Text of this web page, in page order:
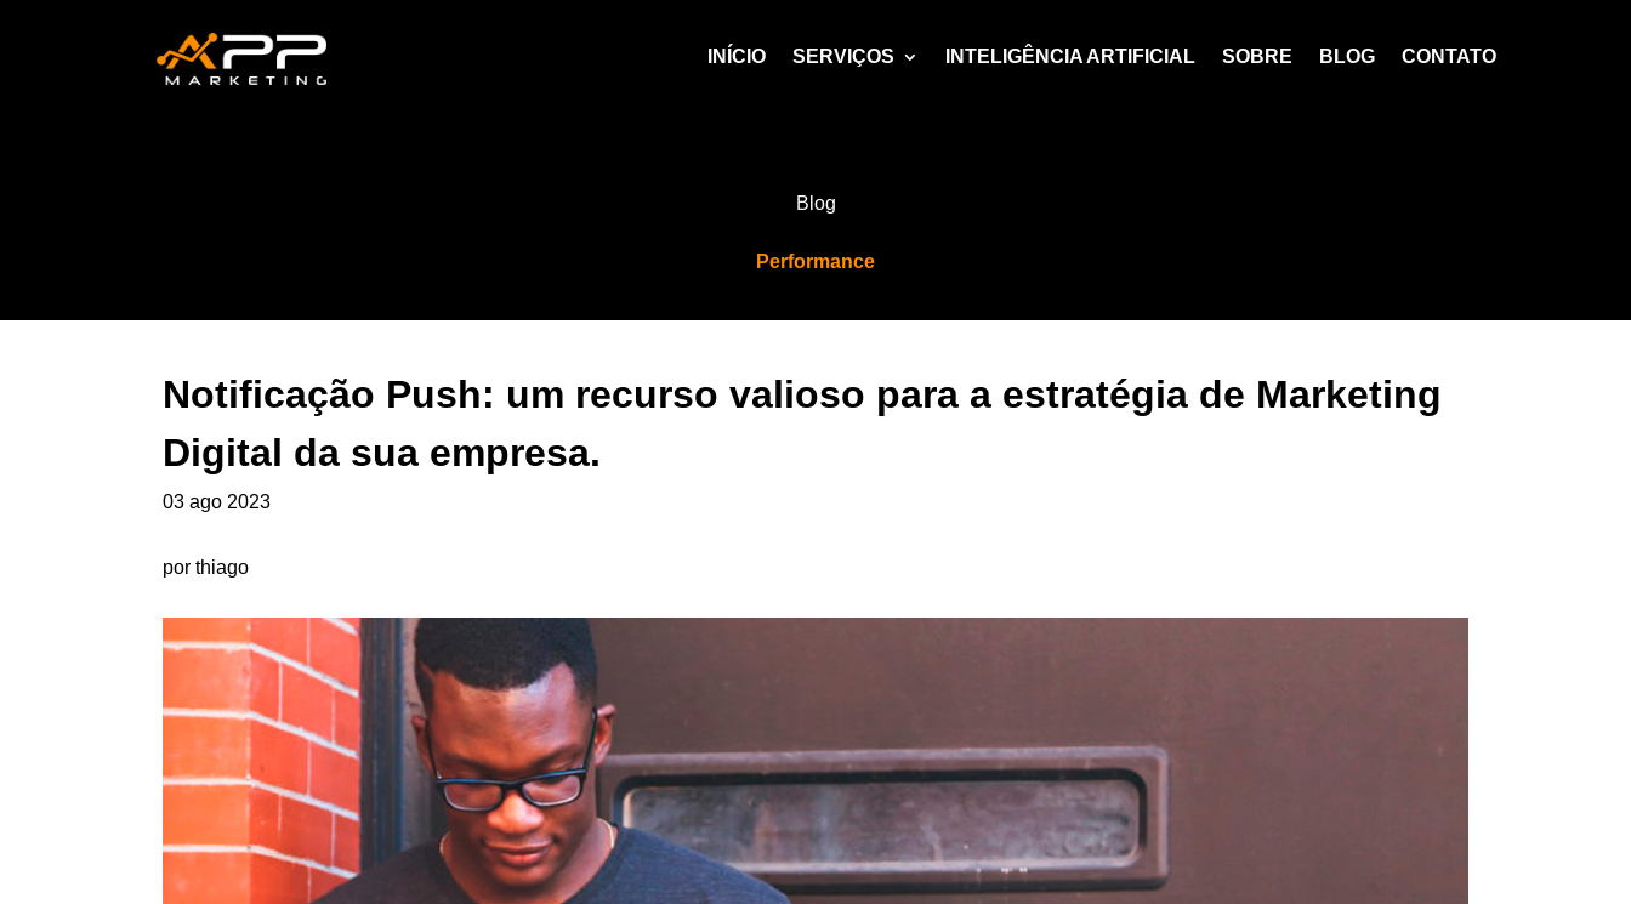
INÍCIO SERVIÇOS INTELIGÊNCIA ARTIFICIAL SOBRE BLOG CONTATO
Blog
Performance
Notificação Push: um recurso valioso para a estratégia de Marketing
Digital da sua empresa.
03 ago 2023
por thiago